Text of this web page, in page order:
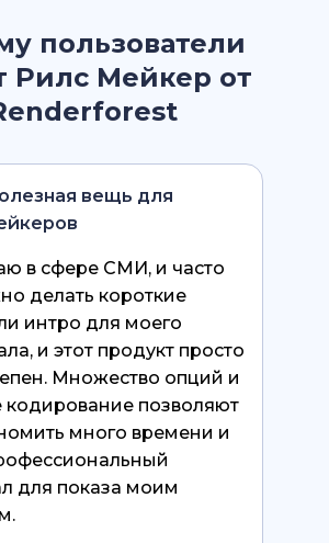
пользователи
Рилс Мейкер от
вещь для
в сфере СМИ, и часто
делать короткие
интро для моего
и этот продукт просто
Множество опций и
кодирование позволяют
много времени и
для показа моим